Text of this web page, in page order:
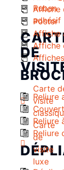
Ruban
adhésif
DE
Carte
visite
Carte
de
visite
luxe
Affiche
Poster
Affiche
Affiche
Reliure
Reliure
Reliure